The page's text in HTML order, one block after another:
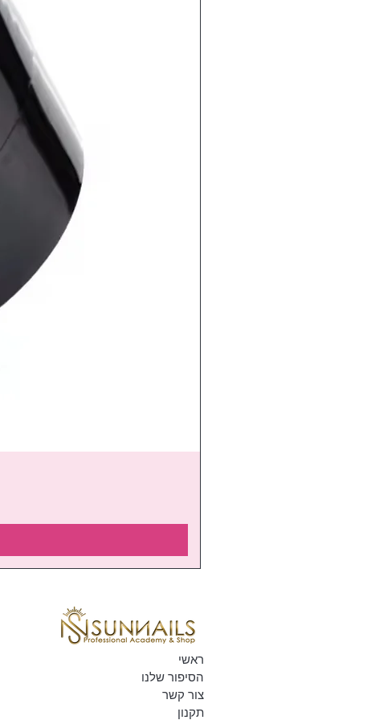
ראשי
הסיפור שלנו
צור קשר
תקנון